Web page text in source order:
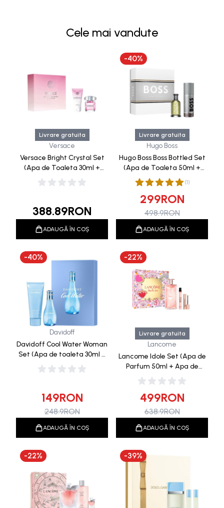
Cele mai vandute
Livrare gratuita
Versace
Versace Bright Crystal Set
(Apa de Toaleta 30ml +
Lotiune de Corp 50ml)
388.89RON
ADAUGĂ ÎN COȘ
-40%
Livrare gratuita
Hugo Boss
Hugo Boss Boss Bottled Set
(Apa de Toaleta 50ml +
Deodorant Spray 150ml)
(1)
299RON
498.9RON
ADAUGĂ ÎN COȘ
-40%
Davidoff
Davidoff Cool Water Woman
Set (Apa de toaleta 30ml +
Lotiune Corp 75ml)
149RON
248.9RON
ADAUGĂ ÎN COȘ
-22%
Livrare gratuita
Lancome
Lancome Idole Set (Apa de
Parfum 50ml + Apa de
Parfum 10ml + Mini
Mascara)
499RON
638.9RON
ADAUGĂ ÎN COȘ
-22% -39%